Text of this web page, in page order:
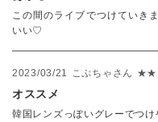
この間のライブでつけていき
いい♡
2023/03/21 こぷちゃさん
オススメ
韓国レンズっぽいグレーでつけ